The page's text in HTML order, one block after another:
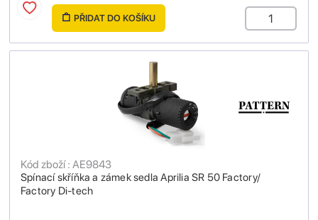
PŘIDAT DO KOŠÍKU
Spínací skříňka a zámek sedla Aprilia SR 50 Factory/
Factory Di-tech
Kód zboží : AE9843